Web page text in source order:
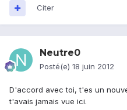
Citer
Neutre0
Posté(e) 18 juin 2012
D'accord avec toi, t'es un
t'avais jamais vue ici.